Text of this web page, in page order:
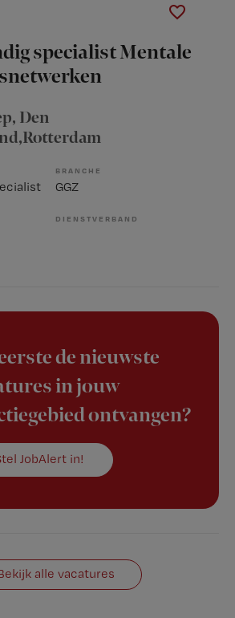
specialist Mentale
, Den
BRANCHE
GGZ
DIENSTVERBAND
de nieuwste
in jouw
ontvangen?
JobAlert in!
alle vacatures